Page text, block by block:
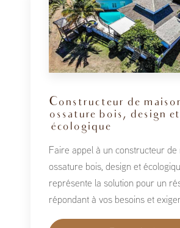
Constructeur de
ossature bois, design et
écologique
Faire appel à un constructeur de
ossature bois, design et
représente la solution pour un
répondant à vos besoins et